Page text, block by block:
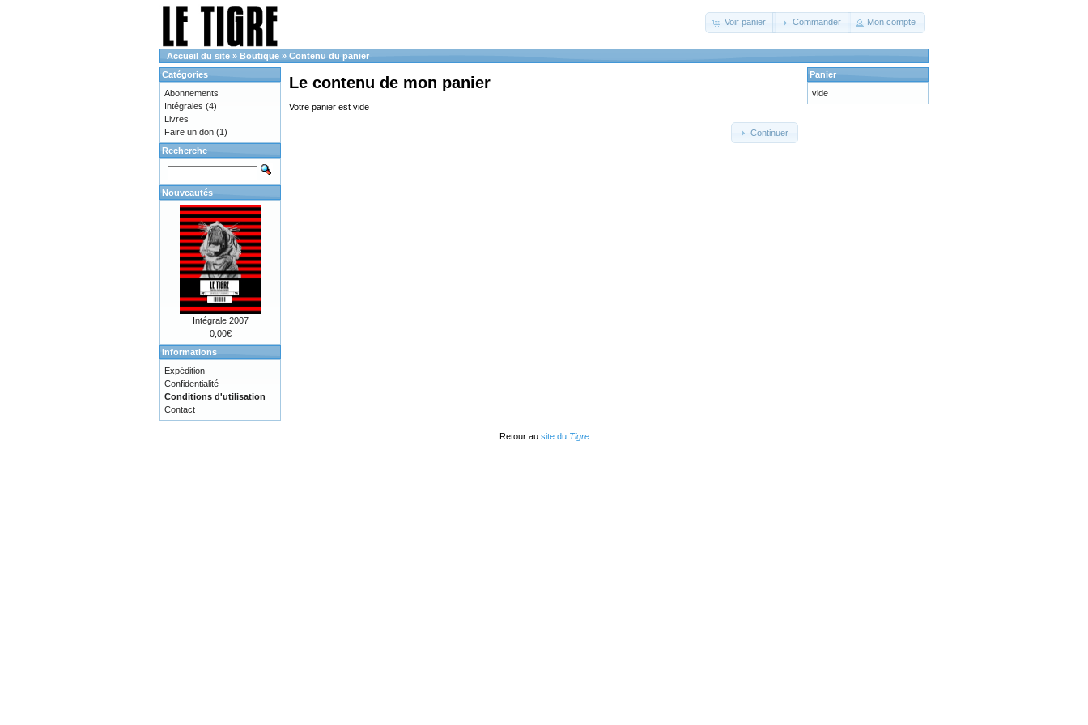
Voir panier Commander Mon compte
Accueil du site » Boutique » Contenu du panier
Le contenu de mon panier
Votre panier est vide
Continuer
Catégories
Abonnements
Intégrales (4)
Livres
Faire un don (1)
Recherche
Nouveautés
Intégrale 2007
0,00€
Informations
Expédition
Confidentialité
Conditions d'utilisation
Contact
Panier
vide
Retour au site du Tigre